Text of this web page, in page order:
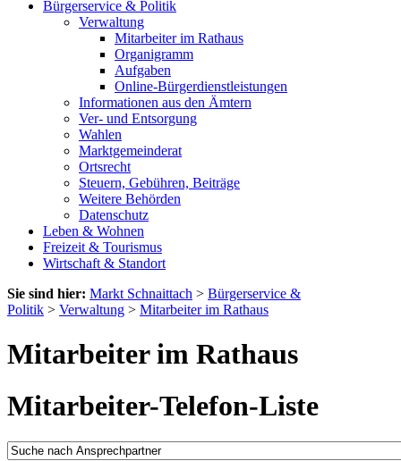
Bürgerservice & Politik
Verwaltung
Mitarbeiter im Rathaus
Organigramm
Aufgaben
Online-Bürgerdienstleistungen
Informationen aus den Ämtern
Ver- und Entsorgung
Wahlen
Marktgemeinderat
Ortsrecht
Steuern, Gebühren, Beiträge
Weitere Behörden
Datenschutz
Leben & Wohnen
Freizeit & Tourismus
Wirtschaft & Standort
Sie sind hier: Markt Schnaittach > Bürgerservice &
Politik > Verwaltung > Mitarbeiter im Rathaus
Mitarbeiter im Rathaus
Mitarbeiter-Telefon-Liste